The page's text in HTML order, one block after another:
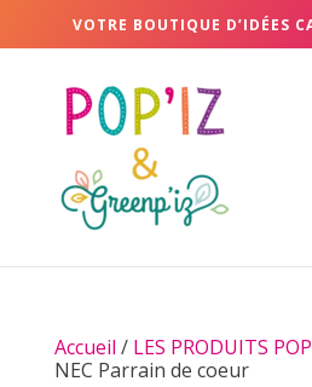
VOTRE BOUTIQUE D’IDÉES
Accueil / LES PRODUITS
NEC Parrain de coeur